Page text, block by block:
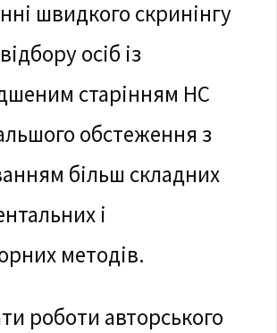
швидкого скринінгу
осіб із
старінням НС
обстеження з
більш складних
і
методів.
роботи авторського